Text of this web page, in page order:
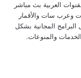
العربية بث مباشر
وعرب سات والأقمار
البرامج المجانية بشكل
والمنوعات.